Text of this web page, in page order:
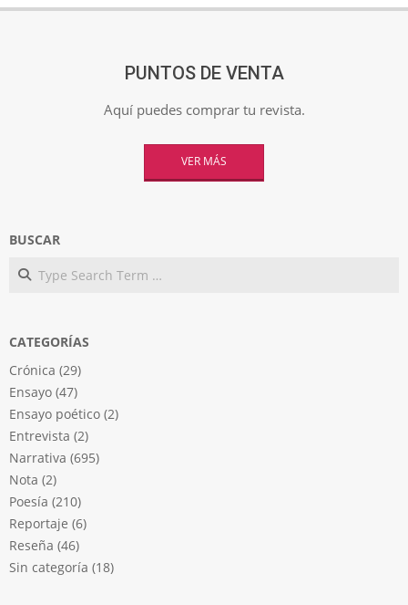
PUNTOS DE VENTA
Aquí puedes comprar tu revista.
VER MÁS
BUSCAR
Search
CATEGORÍAS
Crónica (29)
Ensayo (47)
Ensayo poético (2)
Entrevista (2)
Narrativa (695)
Nota (2)
Poesía (210)
Reportaje (6)
Reseña (46)
Sin categoría (18)